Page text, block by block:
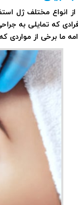
انواع مختلف ژل
که تمایلی به
ما برخی از مواردی